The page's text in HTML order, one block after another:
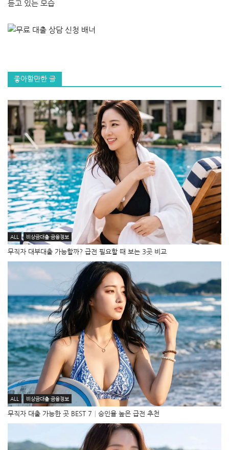
좋아할만한 글
ALL 비상금대출·금융정보
무직자 대부대출 가능할까? 급전 필요할 때 보는 3곳 비교
ALL 비상금대출·금융정보
무직자 대출 가능한 곳 BEST 7│승인율 높은 급전 추천